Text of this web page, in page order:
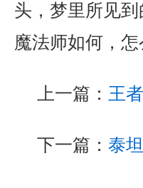
头，梦里所见
魔法师如何，
上一篇： 王
下一篇： 泰